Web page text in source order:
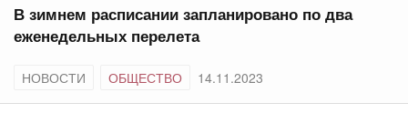
В зимнем расписании запланировано по два
еженедельных перелета
НОВОСТИ ОБЩЕСТВО 14.11.2023